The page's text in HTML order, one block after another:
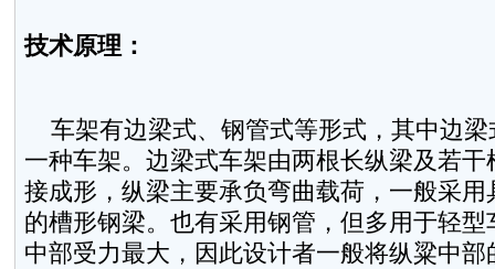
技术原理：
车架有边梁式、钢管式等形式，其中边梁
一种车架。边梁式车架由两根长纵梁及若
接成形，纵梁主要承负弯曲载荷，一般采
的槽形钢梁。也有采用钢管，但多用于轻
中部受力最大，因此设计者一般将纵粱中